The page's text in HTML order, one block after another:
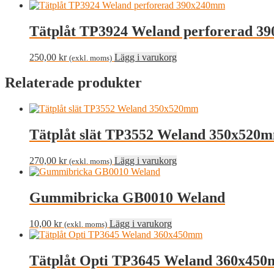
Tätplåt TP3924 Weland perforerad
250,00 kr (exkl. moms) Lägg i varukorg
Relaterade produkter
Tätplåt slät TP3552 Weland
270,00 kr (exkl. moms) Lägg i varukorg
Gummibricka GB0010 Weland
10,00 kr (exkl. moms) Lägg i varukorg
Tätplåt Opti TP3645 Weland